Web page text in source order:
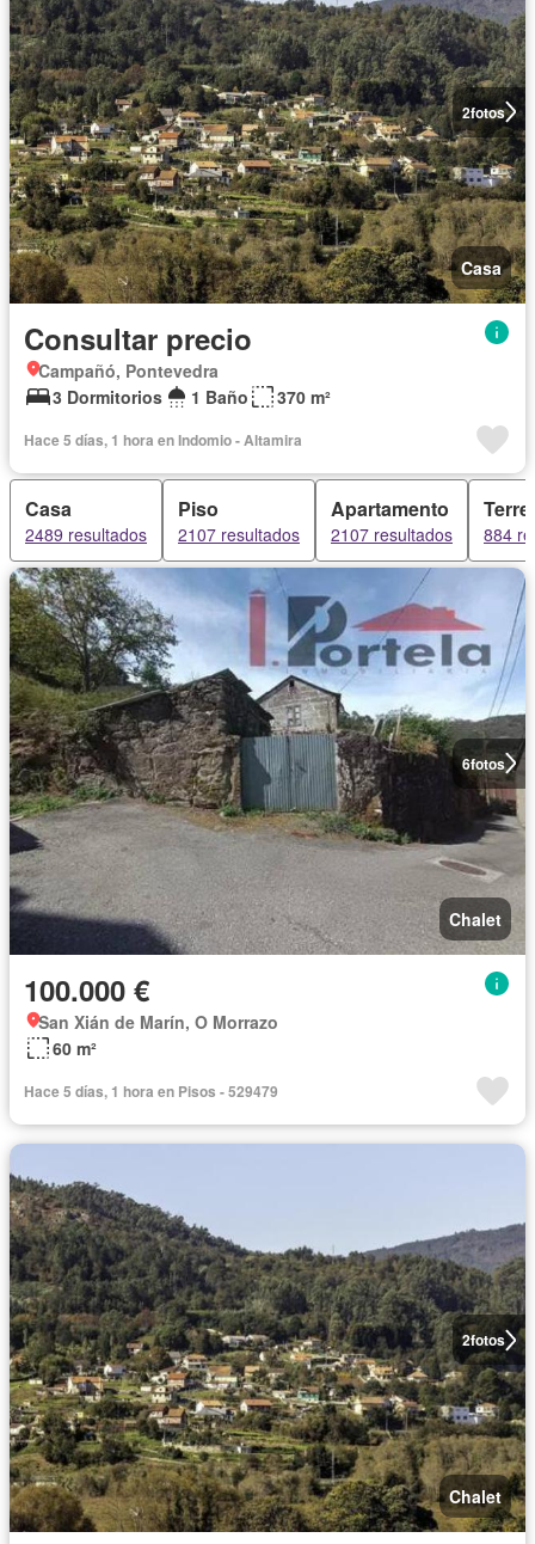
2fotos
Casa
Consultar precio
Campañó, Pontevedra
3 Dormitorios
1 Baño 370 m²
Hace 5 días, 1 hora en Indomio - Altamira
Casa
2489 resultados
Piso
2107 resultados
Apartamento
2107 resultados 884
6fotos
Chalet
100.000 €
San Xián de Marín, O Morrazo
60 m²
Hace 5 días, 1 hora en Pisos - 529479
2fotos
Chalet